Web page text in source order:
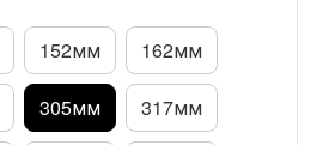
152мм 162мм
305мм 317мм